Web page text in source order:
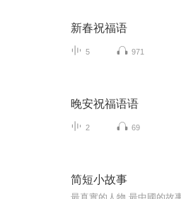
新春祝福语
5 971
晚安祝福语语
2 69
简短小故事